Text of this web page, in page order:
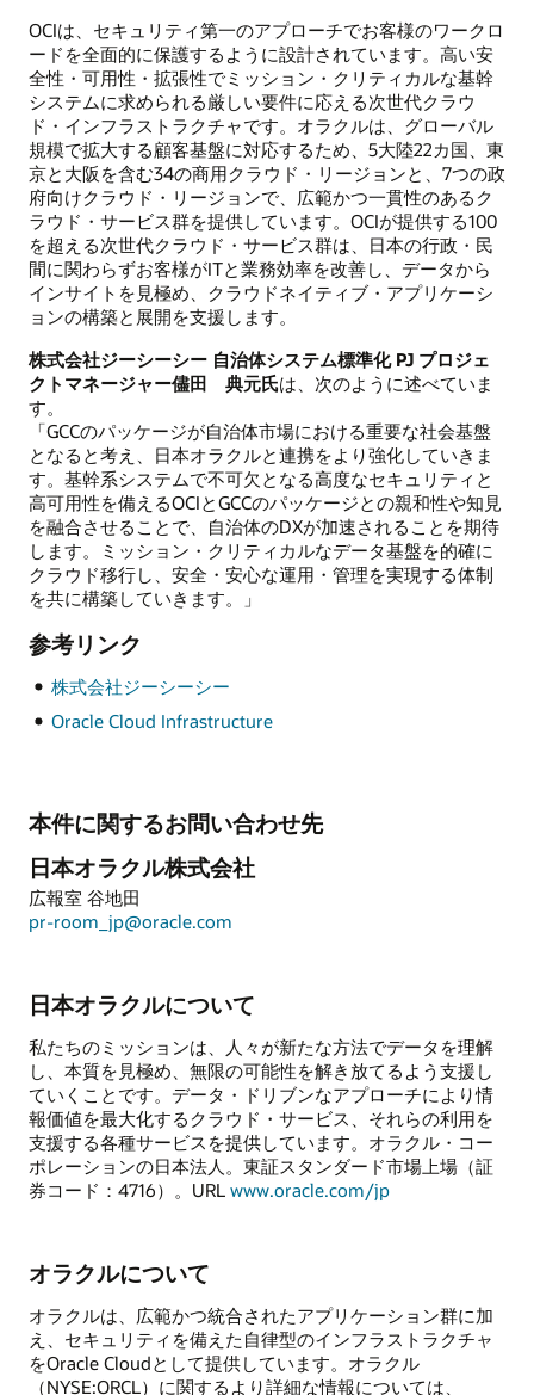
OCIは、セキュリティ第一のアプローチでお客様のワークロ
ードを全面的に保護するように設計されています。高い安
全性・可用性・拡張性でミッション・クリティカルな基幹
システムに求められる厳しい要件に応える次世代クラウ
ド・インフラストラクチャです。オラクルは、グローバル
規模で拡大する顧客基盤に対応するため、5大陸22カ国、東
京と大阪を含む34の商用クラウド・リージョンと、7つの政
府向けクラウド・リージョンで、広範かつ一貫性のあるク
ラウド・サービス群を提供しています。OCIが提供する100
を超える次世代クラウド・サービス群は、日本の行政・民
間に関わらずお客様がITと業務効率を改善し、データから
インサイトを見極め、クラウドネイティブ・アプリケーシ
ョンの構築と展開を支援します。
株式会社ジーシーシー 自治体システム標準化 PJ プロジェ
クトマネージャー儘田 典元氏は、次のように述べていま
す。
「GCCのパッケージが自治体市場における重要な社会基盤
となると考え、日本オラクルと連携をより強化していきま
す。基幹系システムで不可欠となる高度なセキュリティと
高可用性を備えるOCIとGCCのパッケージとの親和性や知見
を融合させることで、自治体のDXが加速されることを期待
します。ミッション・クリティカルなデータ基盤を的確に
クラウド移行し、安全・安心な運用・管理を実現する体制
を共に構築していきます。」
参考リンク
株式会社ジーシーシー
Oracle Cloud Infrastructure
本件に関するお問い合わせ先
日本オラクル株式会社
広報室 谷地田
pr-room_jp@oracle.com
日本オラクルについて
私たちのミッションは、人々が新たな方法でデータを理解
し、本質を見極め、無限の可能性を解き放てるよう支援し
ていくことです。データ・ドリブンなアプローチにより情
報価値を最大化するクラウド・サービス、それらの利用を
支援する各種サービスを提供しています。オラクル・コー
ポレーションの日本法人。東証スタンダード市場上場（証
券コード：4716）。URL www.oracle.com/jp
オラクルについて
オラクルは、広範かつ統合されたアプリケーション群に加
え、セキュリティを備えた自律型のインフラストラクチャ
をOracle Cloudとして提供しています。オラクル
（NYSE:ORCL）に関するより詳細な情報については、